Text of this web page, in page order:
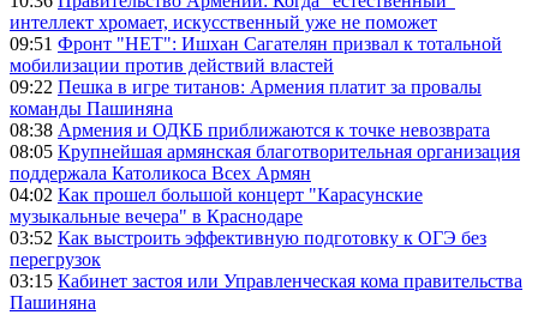
интеллект хромает, искусственный уже не поможет
09:51 Фронт "НЕТ": Ишхан Сагателян призвал к тотальной
мобилизации против действий властей
09:22 Пешка в игре титанов: Армения платит за провалы
команды Пашиняна
08:38 Армения и ОДКБ приближаются к точке невозврата
08:05 Крупнейшая армянская благотворительная организация
поддержала Католикоса Всех Армян
04:02 Как прошел большой концерт "Карасунские
музыкальные вечера" в Краснодаре
03:52 Как выстроить эффективную подготовку к ОГЭ без
перегрузок
03:15 Кабинет застоя или Управленческая кома правительства
Пашиняна